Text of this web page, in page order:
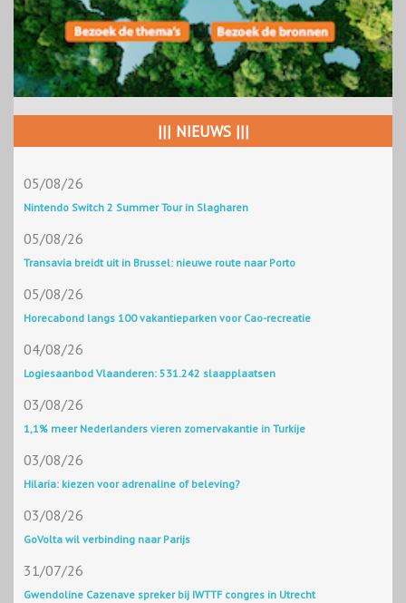
||| NIEUWS |||
05/08/26
Nintendo Switch 2 Summer Tour in Slagharen
05/08/26
Transavia breidt uit in Brussel: nieuwe route naar Porto
05/08/26
Horecabond langs 100 vakantieparken voor Cao-recreatie
04/08/26
Logiesaanbod Vlaanderen: 531.242 slaapplaatsen
03/08/26
1,1% meer Nederlanders vieren zomervakantie in Turkije
03/08/26
Hilaria: kiezen voor adrenaline of beleving?
03/08/26
GoVolta wil verbinding naar Parijs
31/07/26
Gwendoline Cazenave spreker bij IWTTF congres in Utrecht